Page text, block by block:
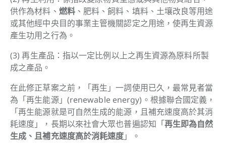
供作為材料、 燃料、肥料、飼料、填料、土壤改良等用途
或其他經中央目的事業主管機關認定之用途，使再生資源
產生功用之行為。
(3) 再生產品：指以一定比例以上之再生資源為原料所製
成之產品。
在此修正草案之前，「再生」一詞使用已久，最常見者當
為「再生能源」(renewable energy)。根據聯合國定義，
「再生能源就是可自然生成的能源，且補充速度高於其消
耗速度」，長期以來社會大眾也普遍認知「再生即為自然
生成、且補充速度高於消耗速度」。